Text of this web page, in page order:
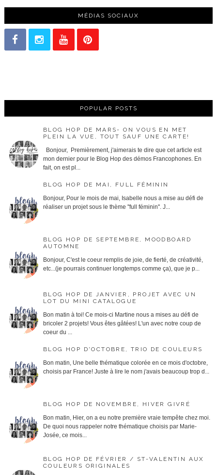
MÉDIAS SOCIAUX
POPULAR POSTS
BLOG HOP DE MARS- ON VOUS EN MET
PLEIN LA VUE, TOUT SAUF UNE CARTE!
Bonjour, Premièrement, j'aimerais te dire que cet article est
mon dernier pour le Blog Hop des démos Francophones. En
fait, on est pl...
BLOG HOP DE MAI, FULL FÉMININ
Bonjour, Pour le mois de mai, Isabelle nous a mise au défi de
réaliser un projet sous le thème ''full féminin''. J...
BLOG HOP DE SEPTEMBRE, MOODBOARD
AUTOMNE
Bonjour, C'est le coeur remplis de joie, de fierté, de créativité,
etc...(je pourrais continuer longtemps comme ça), que je p...
BLOG HOP DE JANVIER, PROJET AVEC UN
LOT DU MINI CATALOGUE
Bon matin à toi! Ce mois-ci Martine nous a mises au défi de
bricoler 2 projets! Vous êtes gâtées! L'un avec notre coup de
coeur du ...
BLOG HOP D'OCTOBRE, TRIO DE COULEURS
Bon matin, Une belle thématique colorée en ce mois d'octobre,
choisis par France! Juste à lire le nom j'avais beaucoup trop d...
BLOG HOP DE NOVEMBRE, HIVER GIVRÉ
Bon matin, Hier, on a eu notre première vraie tempête chez moi.
De quoi nous rappeler notre thématique choisis par Marie-
Josée, ce mois...
BLOG HOP DE FÉVRIER / ST-VALENTIN AUX
COULEURS ORIGINALES